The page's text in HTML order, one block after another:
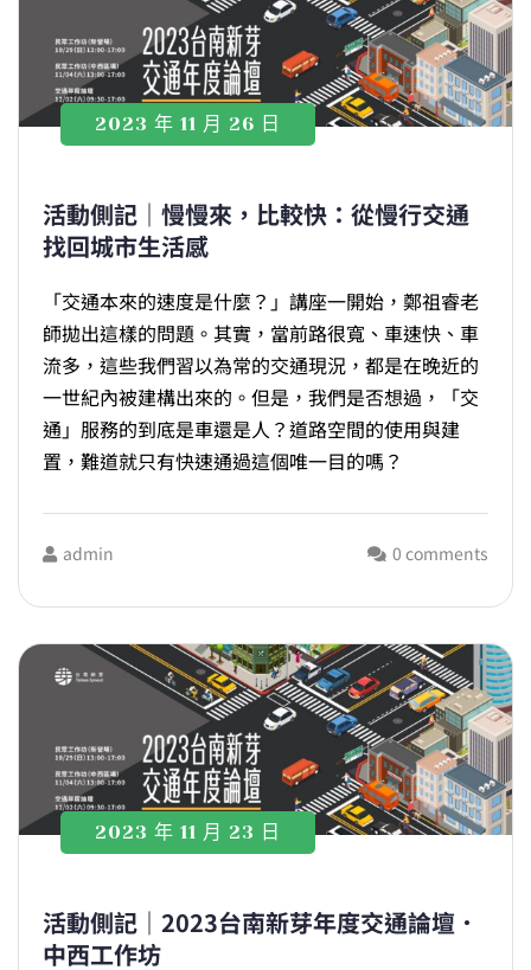
2023 年 11 月 26 日
活動側記｜慢慢來，比較快：從慢行交通
找回城市生活感
「交通本來的速度是什麼？」講座一開始，鄭祖睿老
師拋出這樣的問題。其實，當前路很寬、車速快、車
流多，這些我們習以為常的交通現況，都是在晚近的
一世紀內被建構出來的。但是，我們是否想過，「交
通」服務的到底是車還是人？道路空間的使用與建
置，難道就只有快速通過這個唯一目的嗎？
admin 0 comments
2023 年 11 月 23 日
活動側記｜2023台南新芽年度交通論壇．
中西工作坊